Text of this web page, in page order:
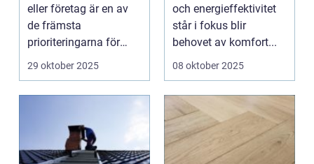
eller företag är en av
de främsta
prioriteringarna för
m&ari...
29 oktober 2025
och energieffektivitet
står i fokus blir
behovet av komfort...
08 oktober 2025